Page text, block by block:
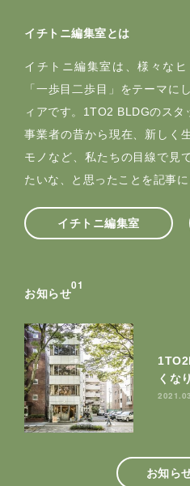
イチトニ編集室とは
イチトニ編集室は、様々な
「一歩目二歩目」をテーマに
ィアです。1TO2 BLDGのス
事業者の昔から現在、新しく
モノなど、私たちの目線で見
たいな、と思ったことを記事に
イチトニ編集室
お知らせ
01
くな
お知ら